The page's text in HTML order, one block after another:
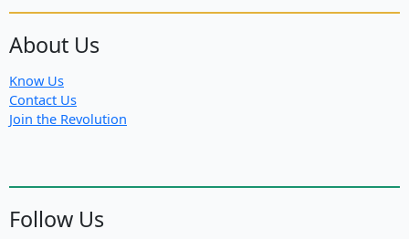
About Us
Know Us
Contact Us
Join the Revolution
Follow Us